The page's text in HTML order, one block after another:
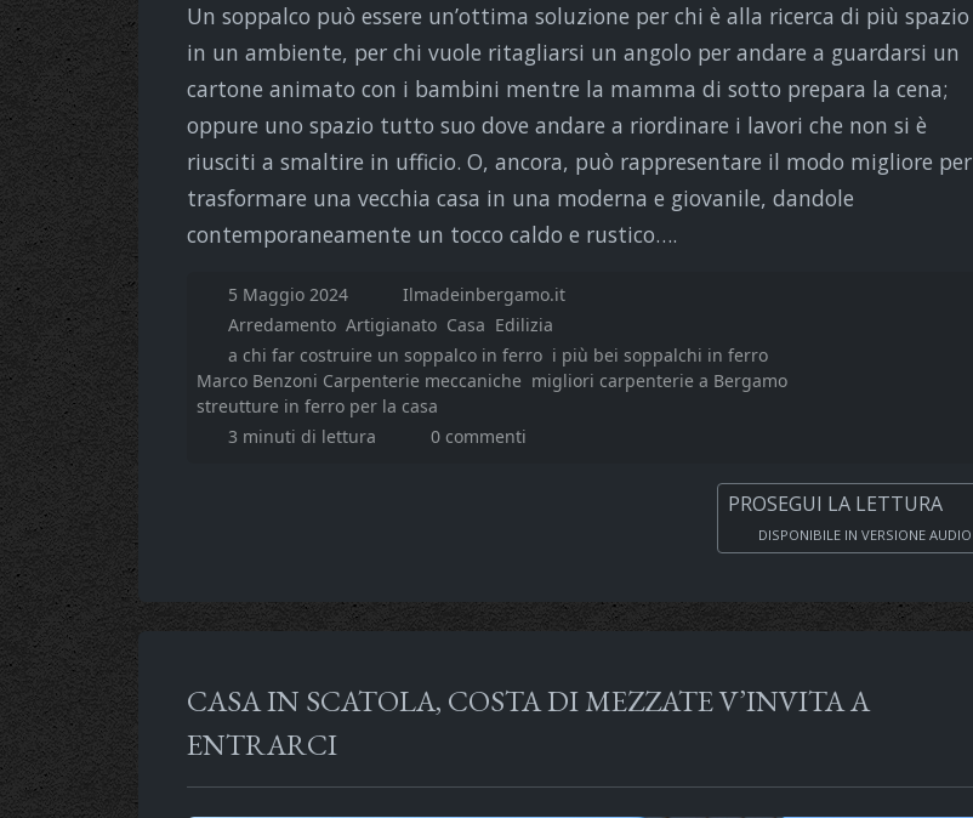
Un soppalco può essere un’ottima soluzione per chi è alla ricerca di più spazio
in un ambiente, per chi vuole ritagliarsi un angolo per andare a guardarsi un
cartone animato con i bambini mentre la mamma di sotto prepara la cena;
oppure uno spazio tutto suo dove andare a riordinare i lavori che non si è
riusciti a smaltire in ufficio. O, ancora, può rappresentare il modo migliore per
trasformare una vecchia casa in una moderna e giovanile, dandole
contemporaneamente un tocco caldo e rustico….
5 Maggio 2024
Ilmadeinbergamo.it
Arredamento Artigianato Casa Edilizia
a chi far costruire un soppalco in ferro i più bei soppalchi in ferro
Marco Benzoni Carpenterie meccaniche migliori carpenterie a Bergamo
streutture in ferro per la casa
3 minuti di lettura
0 commenti
PROSEGUI LA LETTURA
DISPONIBILE IN VERSIONE AUDIO
CASA IN SCATOLA, COSTA DI MEZZATE V’INVITA A
ENTRARCI